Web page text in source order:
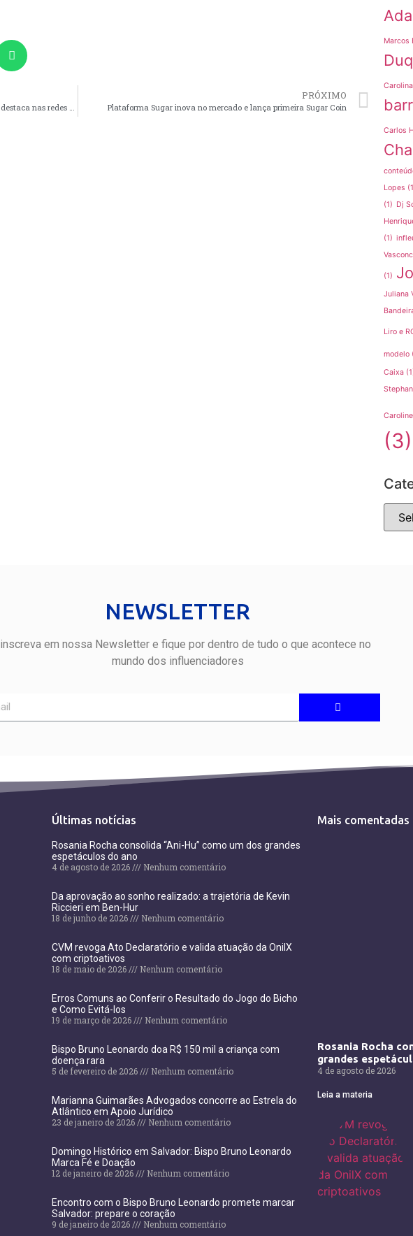
PRÓXIMO
Plataforma Sugar inova no mercado e lança primeira Sugar Coin
Marcos
Carlos
Lopes
(1) Dj
(1)
(1)
Juliana
Liro e
modelo
Caixa
Caroline
(3)
NEWSLETTER
em nossa Newsletter e fique por dentro de tudo o que acontece no
mundo dos influenciadores
Últimas notícias
Rosania Rocha consolida “Ani-Hu” como um dos grandes
espetáculos do ano
4 de agosto de 2026
Nenhum comentário
Da aprovação ao sonho realizado: a trajetória de Kevin
Riccieri em Ben-Hur
18 de junho de 2026
Nenhum comentário
CVM revoga Ato Declaratório e valida atuação da OnilX
com criptoativos
18 de maio de 2026
Nenhum comentário
Erros Comuns ao Conferir o Resultado do Jogo do Bicho
e Como Evitá-los
19 de março de 2026
Nenhum comentário
Bispo Bruno Leonardo doa R$ 150 mil a criança com
doença rara
5 de fevereiro de 2026
Nenhum comentário
Marianna Guimarães Advogados concorre ao Estrela do
Atlântico em Apoio Jurídico
23 de janeiro de 2026
Nenhum comentário
Domingo Histórico em Salvador: Bispo Bruno Leonardo
Marca Fé e Doação
12 de janeiro de 2026
Nenhum comentário
Encontro com o Bispo Bruno Leonardo promete marcar
Salvador: prepare o coração
9 de janeiro de 2026
Nenhum comentário
Mais comentadas
Rosania Rocha
grandes
4 de agosto de 2026
Leia a materia